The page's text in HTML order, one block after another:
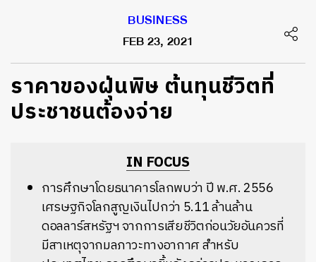
BUSINESS
FEB 23, 2021
ราคาของฝุ่นพิษ ต้นทุนชีวิตที่
ประชาชนต้องจ่าย
IN FOCUS
การศึกษาโดยธนาคารโลกพบว่า ปี พ.ศ. 2556
เศรษฐกิจโลกสูญเงินไปกว่า 5.11 ล้านล้าน
ดอลลาร์สหรัฐฯ จากการเสียชีวิตก่อนวัยอันควรที่
มีสาเหตุจากมลภาวะทางอากาศ สำหรับ